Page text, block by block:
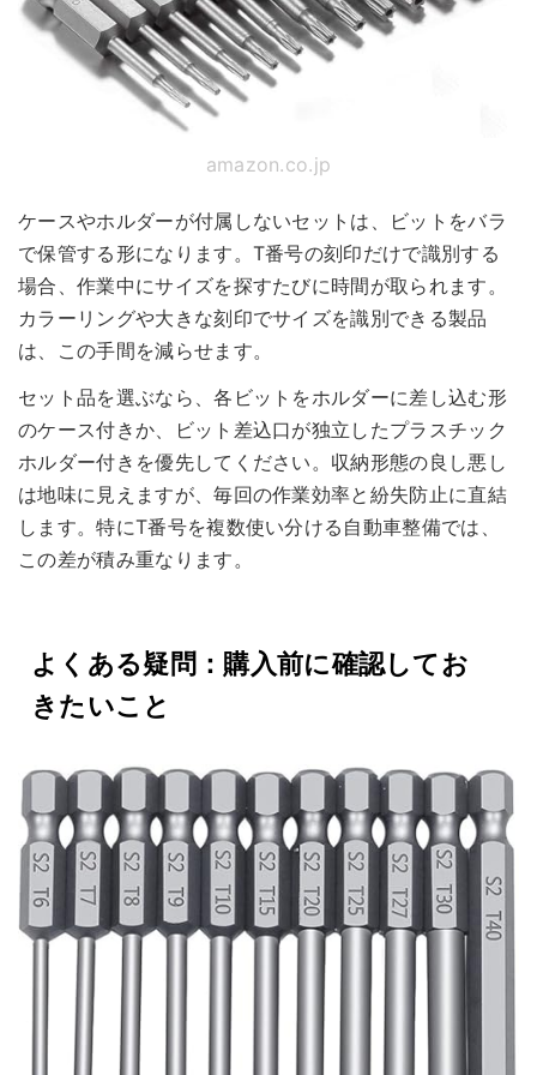
amazon.co.jp
ケースやホルダーが付属しないセットは、ビットをバラ
で保管する形になります。T番号の刻印だけで識別する
場合、作業中にサイズを探すたびに時間が取られます。
カラーリングや大きな刻印でサイズを識別できる製品
は、この手間を減らせます。
セット品を選ぶなら、各ビットをホルダーに差し込む形
のケース付きか、ビット差込口が独立したプラスチック
ホルダー付きを優先してください。収納形態の良し悪し
は地味に見えますが、毎回の作業効率と紛失防止に直結
します。特にT番号を複数使い分ける自動車整備では、
この差が積み重なります。
よくある疑問：購入前に確認してお
きたいこと